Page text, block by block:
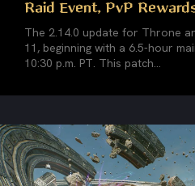
Raid Event, PvP
The 2.14.0 update for Throne
11, beginning with a 6.5-hour
10:30 p.m. PT. This patch...